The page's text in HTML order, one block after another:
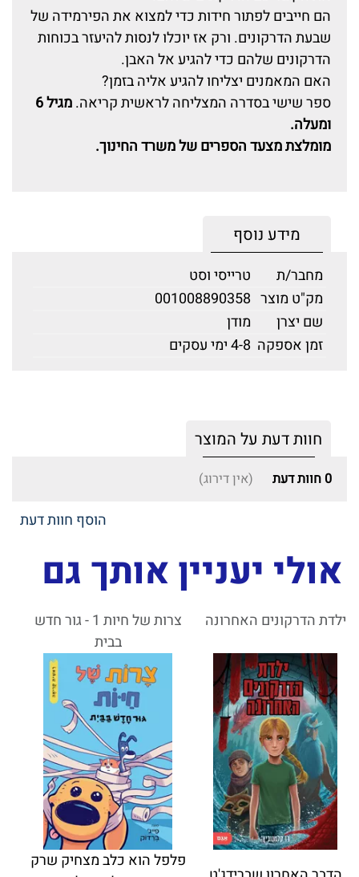
הם חייבים לפתור חידות כדי למצוא את הפירמידה של
שבעת הדרקונים. ורק אז יוכלו לנסות להיעזר בכוחות
הדרקונים שלהם כדי להגיע אל האבן.
האם המאמנים יצליחו להגיע אליה בזמן?
ספר שישי בסדרה המצליחה לראשית קריאה.
מגיל 6
ומעלה.
מומלצת מצעד הספרים של משרד החינוך.
מידע נוסף
מחבר/ת
טרייסי וסט
מק"ט מוצר 001008890358
שם יצרן
מודן
זמן אספקה 4-8 ימי עסקים
חוות דעת על המוצר
0 חוות דעת (אין דירוג)
הוסף חוות דעת
אולי יעניין אותך גם
ילדת הדרקונים האחרונה
צרות של חיות 1 - גור חדש
בבית
פלפל הוא כלב מצחיק שרק